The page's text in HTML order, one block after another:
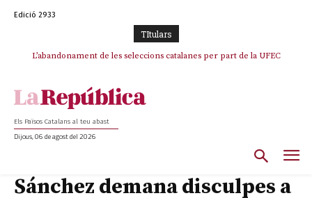
Edició 2933
TItulars
L’abandonament de les seleccions catalanes per part de la UFEC
Els Països Catalans al teu abast
Dijous, 06 de agost del 2026
Sánchez demana disculpes a